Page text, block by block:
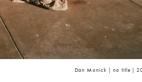
Dan Monick｜no title｜